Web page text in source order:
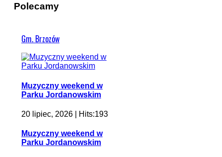
Polecamy
Gm. Brzozów
Muzyczny weekend w
Parku Jordanowskim
20 lipiec, 2026 | Hits:193
Muzyczny weekend w
Parku Jordanowskim